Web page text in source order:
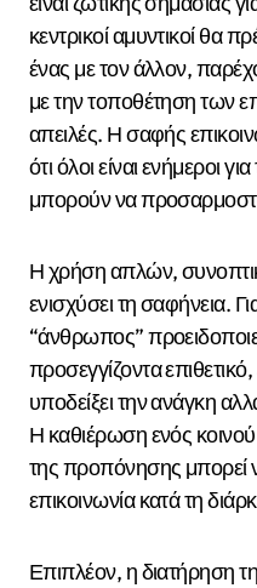
κεντρικοί αμυντικοί θα
ένας με τον άλλον,
με την τοποθέτηση των
απειλές. Η σαφής
ότι όλοι είναι ενήμεροι
μπορούν να
Η χρήση απλών,
ενισχύσει τη σαφήνεια.
“άνθρωπος”
προσεγγίζοντα
υποδείξει την ανάγκη
Η καθιέρωση ενός κοινού
της προπόνησης μπορεί
επικοινωνία κατά τη
Επιπλέον, η διατήρηση